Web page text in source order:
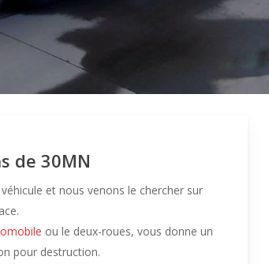
de 30MN
et nous venons le chercher sur
ou le deux-roues, vous donne un
pour destruction.